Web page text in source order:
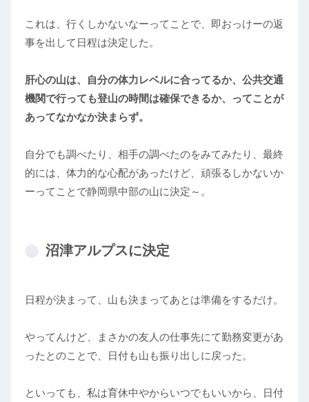
これは、行くしかないなーってことで、即おっけーの返
事を出して日程は決定した。
肝心の山は、自分の体力レベルに合ってるか、公共交通
機関で行っても登山の時間は確保できるか、ってことが
あってなかなか決まらず。
自分でも調べたり、相手の調べたのをみてみたり、最終
的には、体力的な心配があったけど、頑張るしかないか
ーってことで静岡県中部の山に決定～。
沼津アルプスに決定
日程が決まって、山も決まってあとは準備をするだけ。
やってんけど、まさかの友人の仕事先にて勤務変更があ
ったとのことで、日付も山も振り出しに戻った。
といっても、私は育休中やからいつでもいいから、日付